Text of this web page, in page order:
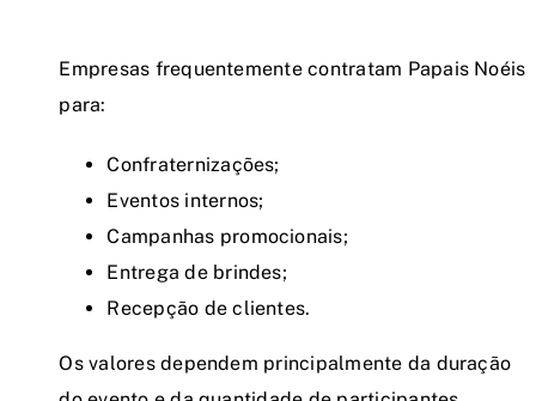
Empresas frequentemente contratam Papais Noéis
para:
Confraternizações;
Eventos internos;
Campanhas promocionais;
Entrega de brindes;
Recepção de clientes.
Os valores dependem principalmente da duração